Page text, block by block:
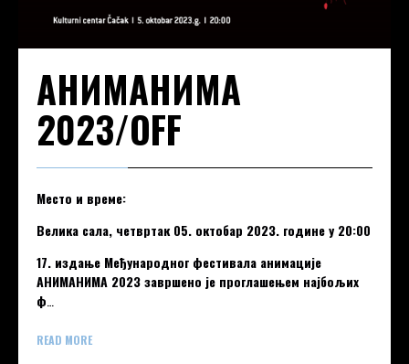
AНИМАНИМА
2023/OFF
Место и време:
Велика сала, четвртак 05. октобар 2023. године у 20:00
17. издање Међународног фестивала анимације
АНИМАНИМА 2023 завршено је проглашењем најбољих
ф
READ MORE